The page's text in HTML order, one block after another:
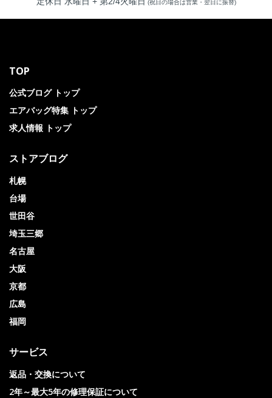
(祝日の場合は営業・翌日に振替)
TOP
公式ブログ トップ
エアバッグ特集 トップ
求人情報 トップ
ストアブログ
札幌
台場
世田谷
埼玉三郷
名古屋
大阪
京都
広島
福岡
サービス
返品・交換について
2年～最大5年の修理保証について